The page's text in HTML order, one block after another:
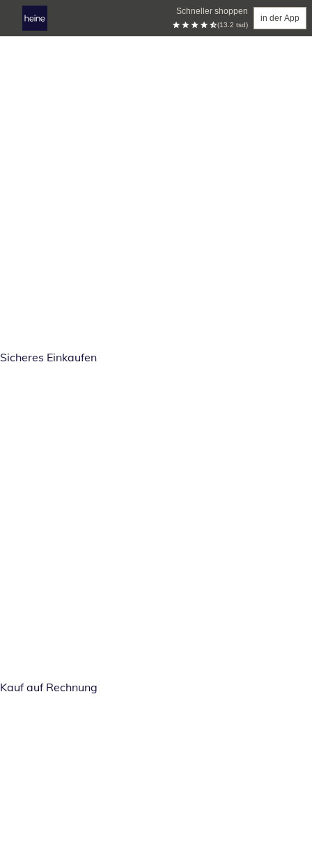
Schneller shoppen
(13.2 tsd)
in der App
Sicheres Einkaufen
Kauf auf Rechnung